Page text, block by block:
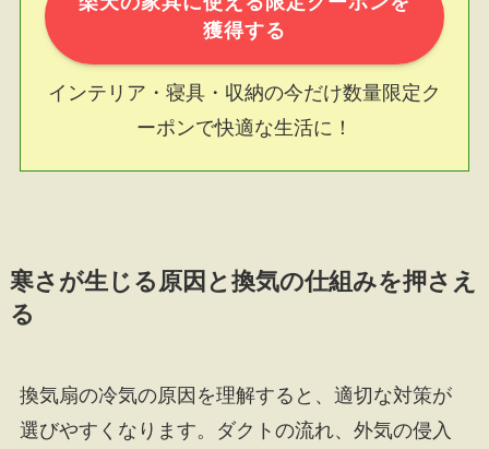
獲得する
インテリア・寝具・収納の今だけ数量限定ク
ーポンで快適な生活に！
寒さが生じる原因と換気の仕組みを押さえ
る
換気扇の冷気の原因を理解すると、適切な対策が
選びやすくなります。ダクトの流れ、外気の侵入